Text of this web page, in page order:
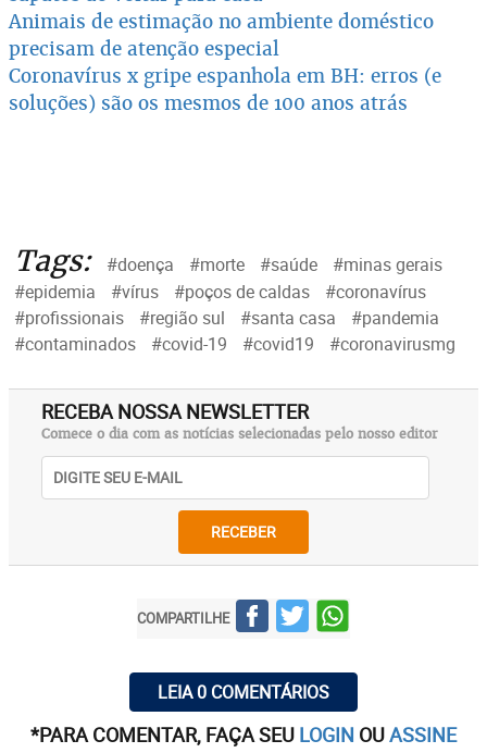
Animais de estimação no ambiente doméstico
precisam de atenção especial
Coronavírus x gripe espanhola em BH: erros (e
soluções) são os mesmos de 100 anos atrás
Tags: #doença #morte #saúde
#minas gerais
#epidemia
#vírus #poços de caldas
#coronavírus
#profissionais
#região sul #santa casa
#pandemia
#contaminados
#covid-19 #covid19 #coronavirusmg
RECEBA NOSSA NEWSLETTER
Comece o dia com as notícias selecionadas pelo nosso editor
RECEBER
COMPARTILHE
LEIA 0 COMENTÁRIOS
*PARA COMENTAR, FAÇA SEU LOGIN OUASSINE